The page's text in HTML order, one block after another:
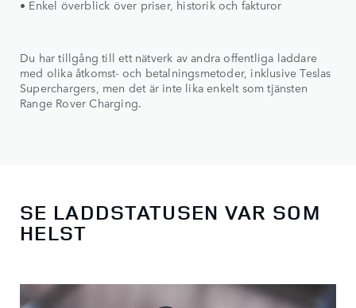
• Enkel överblick över priser, historik och fakturor
Du har tillgång till ett nätverk av andra offentliga laddare
med olika åtkomst- och betalningsmetoder, inklusive Teslas
Superchargers, men det är inte lika enkelt som tjänsten
Range Rover Charging.
SE LADDSTATUSEN VAR SOM
HELST